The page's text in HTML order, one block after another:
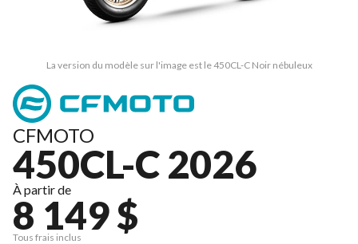
La version du modèle sur l'image est le 450CL-C Noir nébuleux
CFMOTO
450CL-C 2026
À partir de
8 149 $
Tous frais inclus